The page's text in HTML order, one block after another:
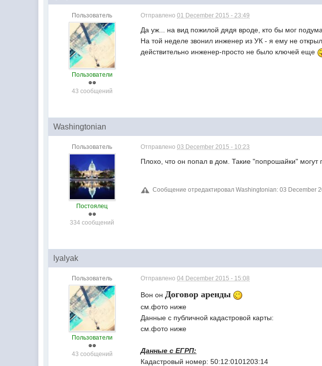
Пользователь
Пользователи
43 сообщений
Отправлено01 December 2015 - 23:49
Да уж... на вид пожилой дядя вроде, кто бы мог
На той неделе звонил инженер из УК - я ему не
действительно инженер-просто не было ключей еще
Washingtonian
Пользователь
Постоялец
334 сообщений
Отправлено03 December 2015 - 10:23
Плохо, что он попал в дом. Такие "попрошайки"
Сообщение отредактировал Washingtonian: 03 December
lyalyak
Пользователь
Пользователи
43 сообщений
Отправлено04 December 2015 - 15:08
Вон он Договор аренды
см.фото ниже
Данные с публичной кадастровой карты:
см.фото ниже
Данные с ЕГРП:
Кадастровый номер: 50:12:0101203:14